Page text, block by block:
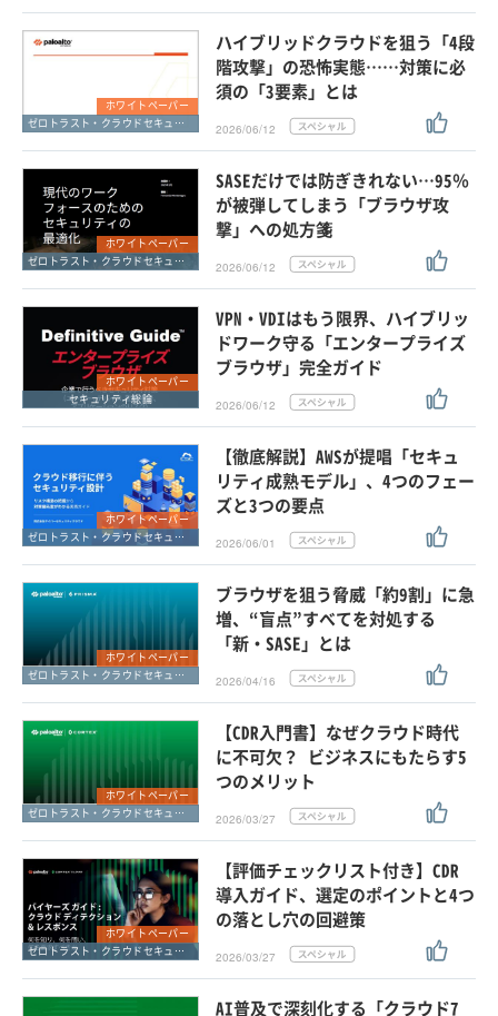
ホワイトペーパー
ゼロトラスト・クラウドセキュリティ・SASE
ハイブリッドクラウドを狙う「4段
階攻撃」の恐怖実態……対策に必
須の「3要素」とは
2026/06/12
ホワイトペーパー
ゼロトラスト・クラウドセキュリティ・SASE
SASEだけでは防ぎきれない…95％
が被弾してしまう「ブラウザ攻
撃」への処方箋
2026/06/12
ホワイトペーパー
セキュリティ総論
VPN・VDIはもう限界、ハイブリッ
ドワーク守る「エンタープライズ
ブラウザ」完全ガイド
2026/06/12
ホワイトペーパー
ゼロトラスト・クラウドセキュリティ・SASE
【徹底解説】AWSが提唱「セキュ
リティ成熟モデル」、4つのフェー
ズと3つの要点
2026/06/01
ホワイトペーパー
ゼロトラスト・クラウドセキュリティ・SASE
ブラウザを狙う脅威「約9割」に急
増、“盲点”すべてを対処する
「新・SASE」とは
2026/04/16
ホワイトペーパー
ゼロトラスト・クラウドセキュリティ・SASE
【CDR入門書】なぜクラウド時代
に不可欠？ ビジネスにもたらす5
つのメリット
2026/03/27
ホワイトペーパー
ゼロトラスト・クラウドセキュリティ・SASE
【評価チェックリスト付き】CDR
導入ガイド、選定のポイントと4つ
の落とし穴の回避策
2026/03/27
AI普及で深刻化する「クラウド7